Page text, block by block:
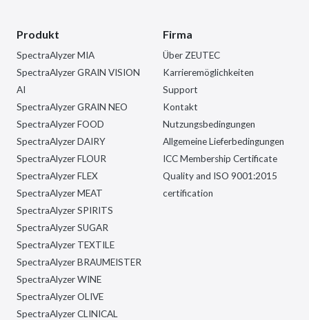
Produkt
SpectraAlyzer MIA
SpectraAlyzer GRAIN VISION
AI
SpectraAlyzer GRAIN NEO
SpectraAlyzer FOOD
SpectraAlyzer DAIRY
SpectraAlyzer FLOUR
SpectraAlyzer FLEX
SpectraAlyzer MEAT
SpectraAlyzer SPIRITS
SpectraAlyzer SUGAR
SpectraAlyzer TEXTILE
SpectraAlyzer BRAUMEISTER
SpectraAlyzer WINE
SpectraAlyzer OLIVE
SpectraAlyzer CLINICAL
Firma
Über ZEUTEC
Karrieremöglichkeiten
Support
Kontakt
Nutzungsbedingungen
Allgemeine Lieferbedingungen
ICC Membership Certificate
Quality and ISO 9001:2015
certification